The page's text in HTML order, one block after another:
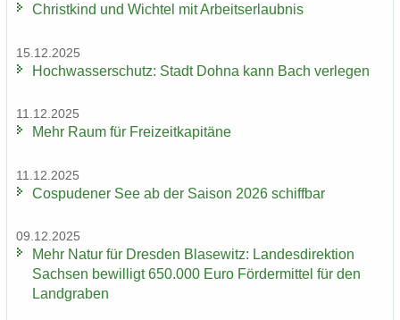
Christ­kind und Wich­tel mit Ar­beits­er­laub­nis
15.12.2025
Hoch­was­ser­schutz: Stadt Dohna kann Bach ver­le­gen
11.12.2025
Mehr Raum für Frei­zeit­ka­pi­tä­ne
11.12.2025
Cos­pu­de­ner See ab der Sai­son 2026 schiff­bar
09.12.2025
Mehr Natur für Dres­den Bla­se­witz: Lan­des­di­rek­ti­on
Sach­sen be­wil­ligt 650.000 Euro För­der­mit­tel für den
Land­gra­ben